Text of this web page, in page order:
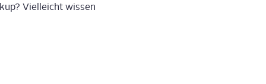
Viel­leicht wis­sen